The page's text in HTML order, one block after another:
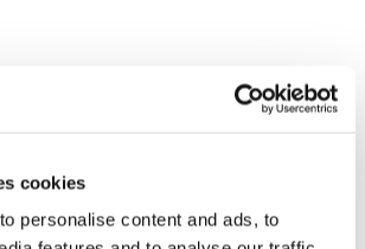
cookies
personalise content and ads, to